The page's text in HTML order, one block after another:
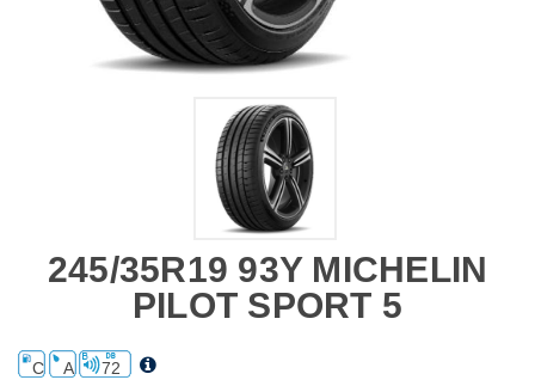
245/35R19 93Y MICHELIN
PILOT SPORT 5
C A 72